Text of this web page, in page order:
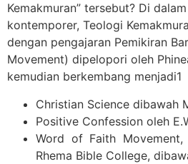
Kemakmuran” tersebut? Di
kontemporer, Teologi
dengan pengajaran Pemikiran
Movement) dipelopori oleh
kemudian berkembang menjadi1
Christian Science dibawah
Positive Confession oleh
Word of Faith
Rhema Bible College,